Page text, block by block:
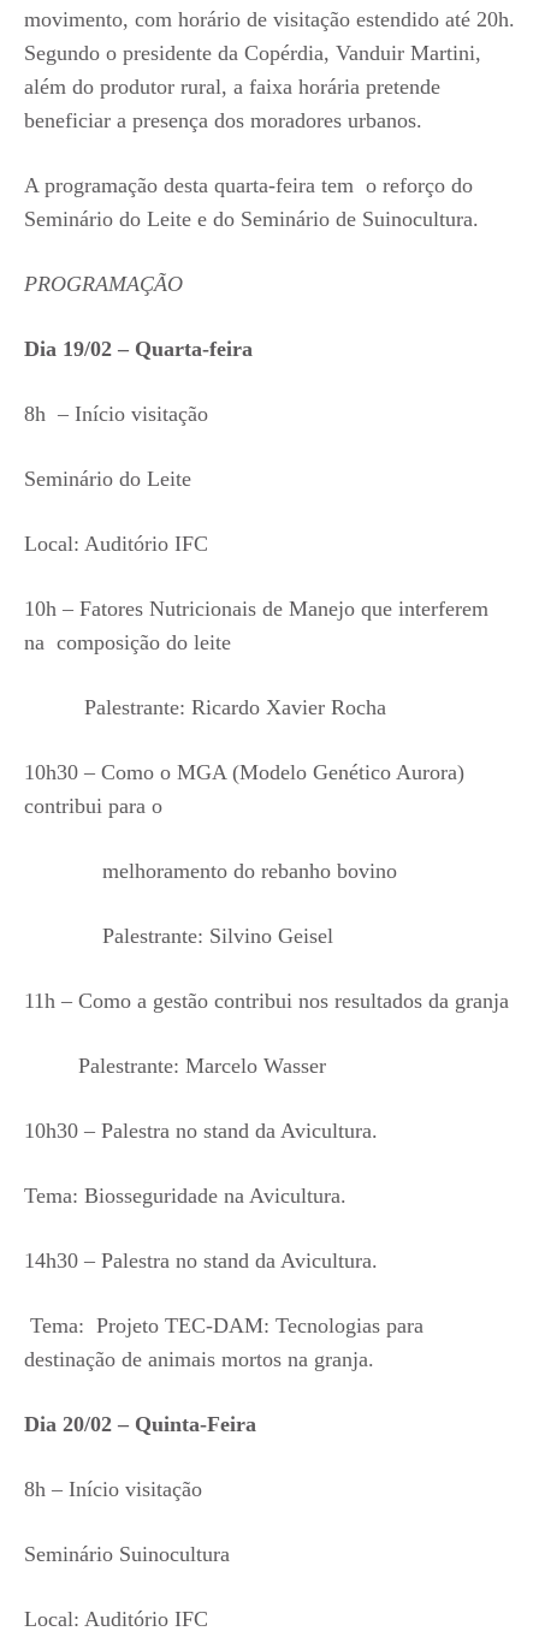
movimento, com horário de visitação estendido até 20h.
Segundo o presidente da Copérdia, Vanduir Martini,
além do produtor rural, a faixa horária pretende
beneficiar a presença dos moradores urbanos.
A programação desta quarta-feira tem o reforço do
Seminário do Leite e do Seminário de Suinocultura.
PROGRAMAÇÃO
Dia 19/02 – Quarta-feira
8h – Início visitação
Seminário do Leite
Local: Auditório IFC
10h – Fatores Nutricionais de Manejo que interferem
na composição do leite
Palestrante: Ricardo Xavier Rocha
10h30 – Como o MGA (Modelo Genético Aurora)
contribui para o
melhoramento do rebanho bovino
Palestrante: Silvino Geisel
11h – Como a gestão contribui nos resultados da granja
Palestrante: Marcelo Wasser
10h30 – Palestra no stand da Avicultura.
Tema: Biosseguridade na Avicultura.
14h30 – Palestra no stand da Avicultura.
Tema: Projeto TEC-DAM: Tecnologias para
destinação de animais mortos na granja.
Dia 20/02 – Quinta-Feira
8h – Início visitação
Seminário Suinocultura
Local: Auditório IFC